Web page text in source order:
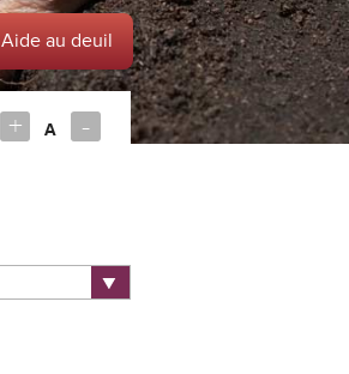
Aide au deuil
+ A -